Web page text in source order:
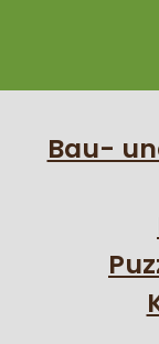
Bau-